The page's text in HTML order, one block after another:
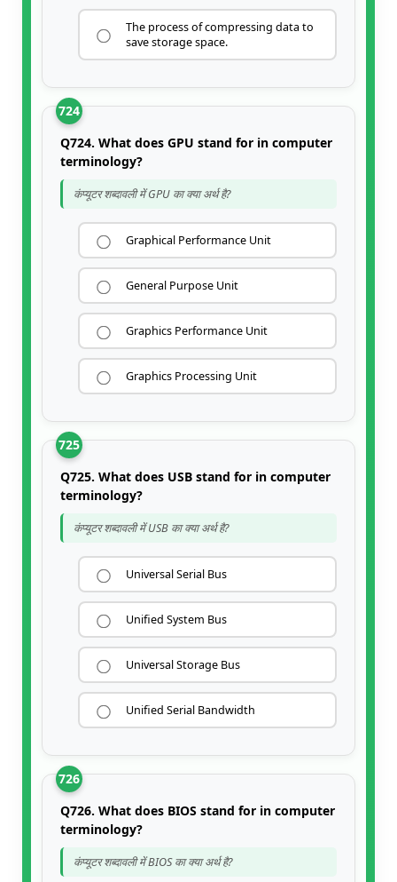
The process of compressing data to
save storage space.
724
Q724. What does GPU stand for in computer
terminology?
कंप्यूटर शब्दावली में GPU का क्या अर्थ है?
Graphical Performance Unit
General Purpose Unit
Graphics Performance Unit
Graphics Processing Unit
725
Q725. What does USB stand for in computer
terminology?
कंप्यूटर शब्दावली में USB का क्या अर्थ है?
Universal Serial Bus
Unified System Bus
Universal Storage Bus
Unified Serial Bandwidth
726
Q726. What does BIOS stand for in computer
terminology?
कंप्यूटर शब्दावली में BIOS का क्या अर्थ है?